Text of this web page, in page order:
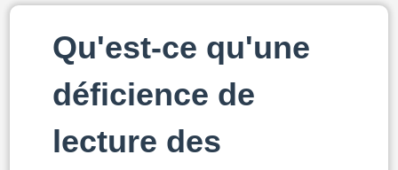
Qu'est-ce qu'une
déficience de
lecture des